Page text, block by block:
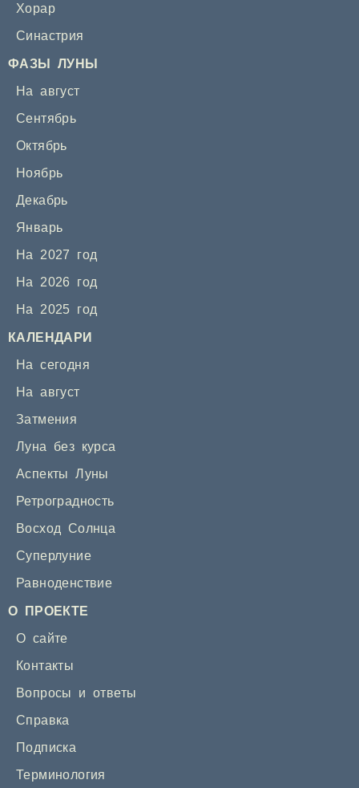
Хорар
Синастрия
ФАЗЫ ЛУНЫ
На август
Сентябрь
Октябрь
Ноябрь
Декабрь
Январь
На 2027 год
На 2026 год
На 2025 год
КАЛЕНДАРИ
На сегодня
На август
Затмения
Луна без курса
Аспекты Луны
Ретроградность
Восход Солнца
Суперлуние
Равноденствие
О ПРОЕКТЕ
О сайте
Контакты
Вопросы и ответы
Справка
Подписка
Терминология